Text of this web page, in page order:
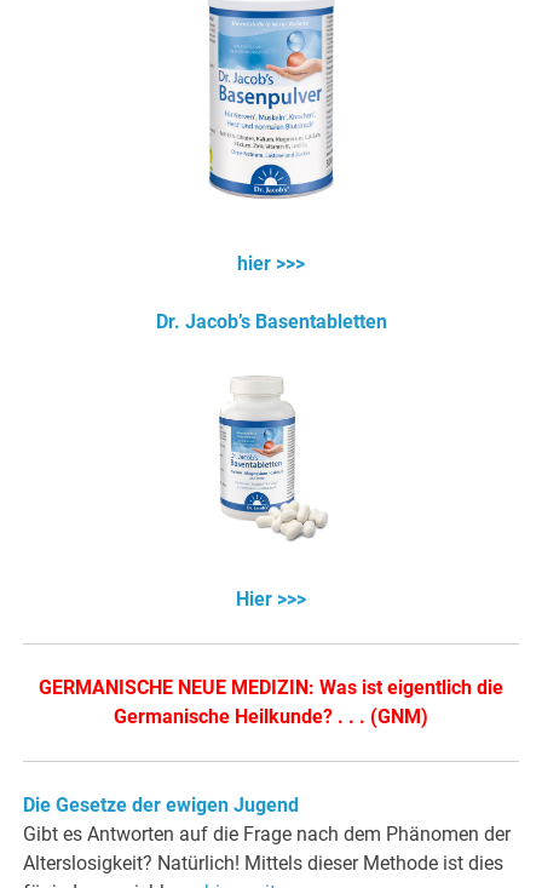
hier >>>
Dr. Jacob’s Basentabletten
Hier >>>
GERMANISCHE NEUE MEDIZIN: Was ist eigentlich die
Germanische Heilkunde? . . . (GNM)
Die Gesetze der ewigen Jugend
Gibt es Antworten auf die Frage nach dem Phänomen der
Alterslosigkeit? Natürlich! Mittels dieser Methode ist dies